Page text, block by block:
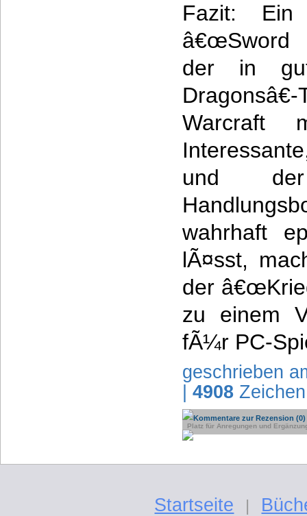
Fazit: Ein
â€œSword
der in
Warcraft
und
wahrhaft
lÃ¤sst,
der
zu einem
fÃ¼r PC-
geschrieben
4908 Zeichen
Kommentare zur Rezension (0)
Platz für Anregungen und
Startseite |